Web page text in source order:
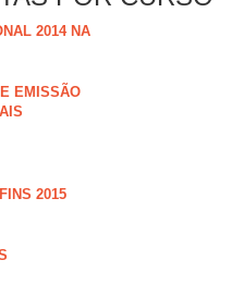
2014 NA
EMISSÃO
2015